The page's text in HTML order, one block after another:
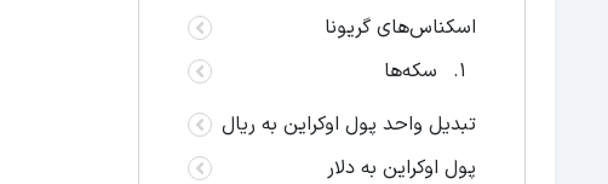
اسکناس‌های گریونا
سکه‌ها
تبدیل واحد پول اوکراین به ریال
پول اوکراین به دلار